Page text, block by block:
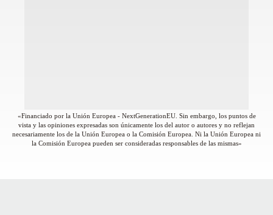
«Financiado por la Unión Europea - NextGenerationEU. Sin embargo, los puntos de
vista y las opiniones expresadas son únicamente los del autor o autores y no reflejan
necesariamente los de la Unión Europea o la Comisión Europea. Ni la Unión Europea ni
la Comisión Europea pueden ser consideradas responsables de las mismas»